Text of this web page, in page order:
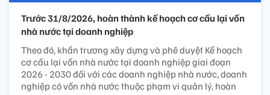
Trước 31/8/2026, hoàn thành kế hoạch cơ cấu lại vốn
nhà nước tại doanh nghiệp
Theo đó, khẩn trương xây dựng và phê duyệt Kế hoạch
cơ cấu lại vốn nhà nước tại doanh nghiệp giai đoạn
2026 - 2030 đối với các doanh nghiệp nhà nước, doanh
nghiệp có vốn nhà nước thuộc phạm vi quản lý, hoàn